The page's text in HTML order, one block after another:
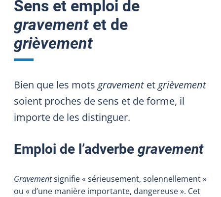
Sens et emploi de
gravement et de
grièvement
Bien que les mots gravement etgrièvement
soient proches de sens et de forme, il
importe de les distinguer.
Emploi de l’adverbe gravement
Gravementsignifie « sérieusement, solennellement »
ou « d’une manière importante, dangereuse ». Cet